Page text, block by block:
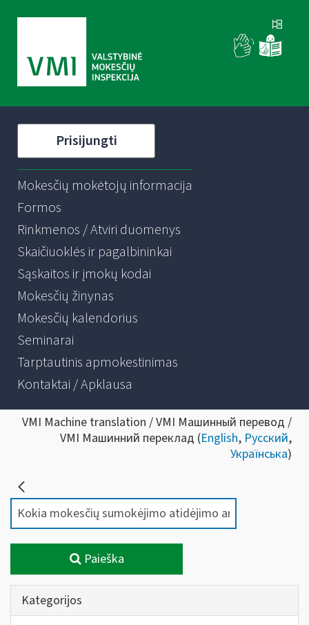
Prisijungti
Mokesčių mokėtojų informacija
Formos
Rinkmenos / Atviri duomenys
Skaičiuoklės ir pagalbininkai
Sąskaitos ir įmokų kodai
Mokesčių žinynas
Mokesčių kalendorius
Seminarai
Tarptautinis apmokestinimas
Kontaktai / Apklausa
VMI Machine translation / VMI Машинный перевод /
VMI Машинний переклад (English, Русский,
Українська)
Paieška
Kategorijos